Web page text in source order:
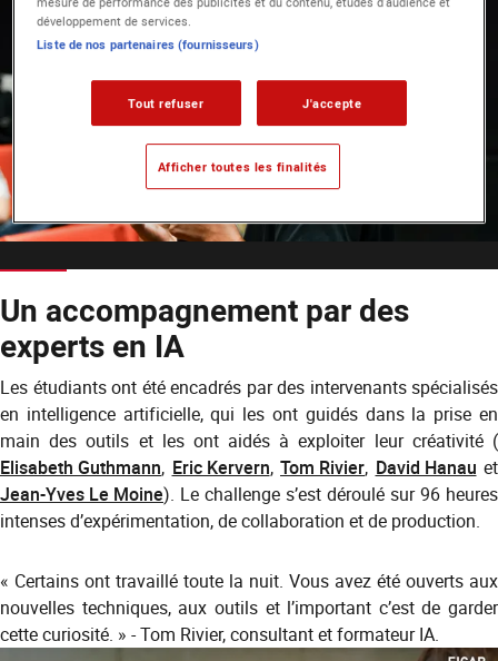
Un accompagnement par des
experts en IA
Les étudiants ont été encadrés par des intervenants spécialisés
en intelligence artificielle, qui les ont guidés dans la prise en
main des outils et les ont aidés à exploiter leur créativité (
Elisabeth Guthmann, Eric Kervern, Tom Rivier, David Hanau et
Jean-Yves Le Moine). Le challenge s’est déroulé sur 96 heures
intenses d’expérimentation, de collaboration et de production.
« Certains ont travaillé toute la nuit. Vous avez été ouverts aux
nouvelles techniques, aux outils et l’important c’est de garder
cette curiosité. » - Tom Rivier, consultant et formateur IA.
développement de services.
Liste de nos partenaires (fournisseurs)
Tout refuser J'accepte
Afficher toutes les finalités